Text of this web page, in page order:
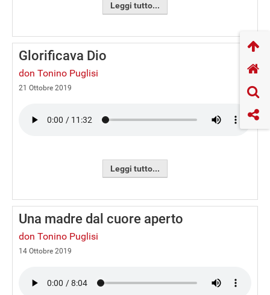
Leggi tutto...
Glorificava Dio
don Tonino Puglisi
21 Ottobre 2019
Leggi tutto...
Una madre dal cuore aperto
don Tonino Puglisi
14 Ottobre 2019